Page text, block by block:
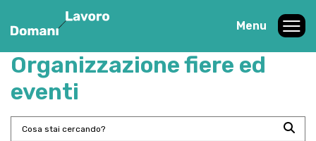
Menu
Organizzazione fiere ed
eventi